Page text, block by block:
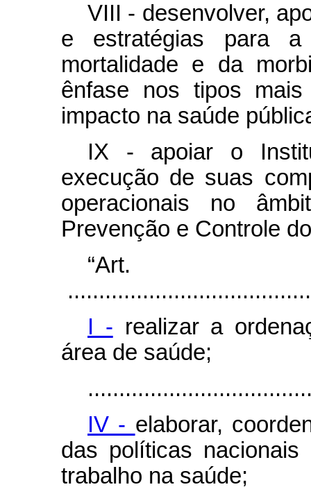
VIII - desenvolver,
e estratégias para
mortalidade e da
ênfase nos tipos
impacto na saúde
IX - apoiar o
execução de suas
operacionais no
Prevenção e Controle
I - realizar a
área de saúde;
IV - elaborar,
das políticas
trabalho na saúde;